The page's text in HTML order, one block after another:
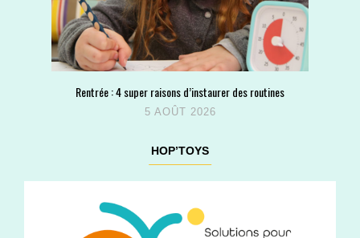
Rentrée : 4 super raisons d’instaurer des routines
5 AOÛT 2026
HOP’TOYS